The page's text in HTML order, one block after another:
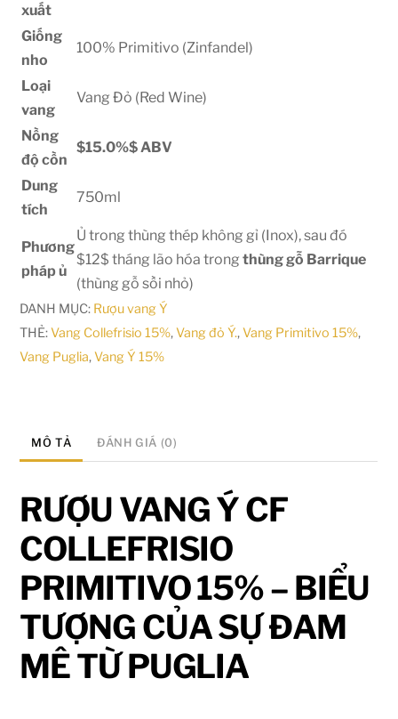
xuất
Giống
nho
100% Primitivo (Zinfandel)
Loại
vang
Vang Đỏ (Red Wine)
Nồng
độ cồn
$15.0%$ ABV
Dung
tích
750ml
Phương
pháp ủ
Ủ trong thùng thép không gỉ (Inox), sau đó
$12$ tháng lão hóa trongthùng gỗ Barrique
(thùng gỗ sồi nhỏ)
DANH MỤC: Rượu vang Ý
THẺ:Vang Collefrisio 15%,Vang đỏ Ý.,Vang Primitivo 15%,
Vang Puglia,Vang Ý 15%
MÔ TẢ ĐÁNH GIÁ (0)
RƯỢU VANG Ý CF
COLLEFRISIO
PRIMITIVO 15% – BIỂU
TƯỢNG CỦA SỰ ĐAM
MÊ TỪ PUGLIA